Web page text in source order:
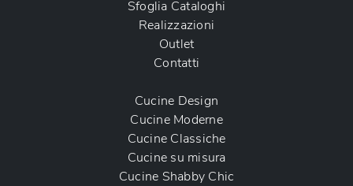
Sfoglia Cataloghi
Realizzazioni
Outlet
Contatti
Cucine Design
Cucine Moderne
Cucine Classiche
Cucine su misura
Cucine Shabby Chic